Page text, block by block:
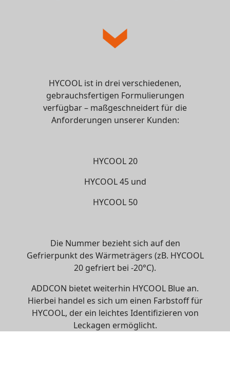
HYCOOL ist in drei verschiedenen,
gebrauchsfertigen Formulierungen
verfügbar – maßgeschneidert für die
Anforderungen unserer Kunden:
HYCOOL 20
HYCOOL 45 und
HYCOOL 50
Die Nummer bezieht sich auf den
Gefrierpunkt des Wärmeträgers (zB. HYCOOL
20 gefriert bei -20°C).
ADDCON bietet weiterhin HYCOOL Blue an.
Hierbei handel es sich um einen Farbstoff für
HYCOOL, der ein leichtes Identifizieren von
Leckagen ermöglicht.